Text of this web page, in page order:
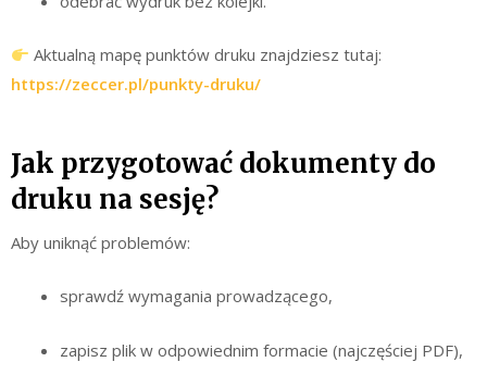
Aktualną mapę punktów druku znajdziesz tutaj:
https://zeccer.pl/punkty-druku/
Jak przygotować dokumenty do
druku na sesję?
Aby uniknąć problemów:
sprawdź wymagania prowadzącego,
zapisz plik w odpowiednim formacie (najczęściej PDF),